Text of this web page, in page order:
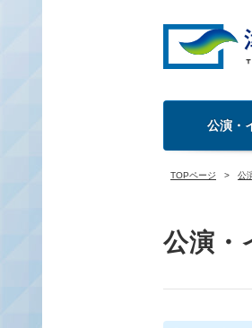
公演・
TOPページ 公
公演・